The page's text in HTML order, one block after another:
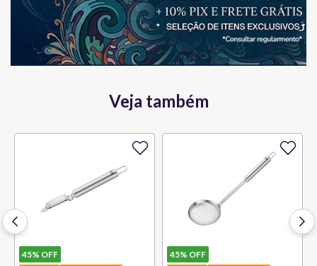
Veja também
45% OFF
45% OFF